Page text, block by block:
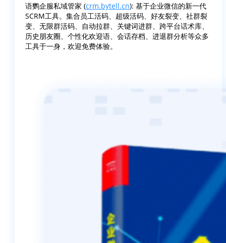
语鹦企服私域管家 (crm.bytell.cn): 基于企业微信的新一代
SCRM工具。集合员工活码、超级活码、好友裂变、社群裂
变、无限群活码、自动拉群、关键词进群、跨平台话术库、
历史朋友圈、个性化欢迎语、会话存档、进退群分析等众多
工具于一身，欢迎免费体验。